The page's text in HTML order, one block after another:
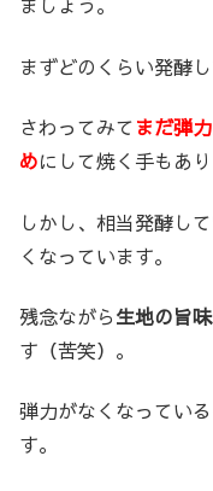
ましょう。
まずどのくらい発酵
さわってみてまだ弾
めにして焼く手もあり
しかし、相当発酵し
くなっています。
残念ながら生地の旨
す（苦笑）。
弾力がなくなってい
す。